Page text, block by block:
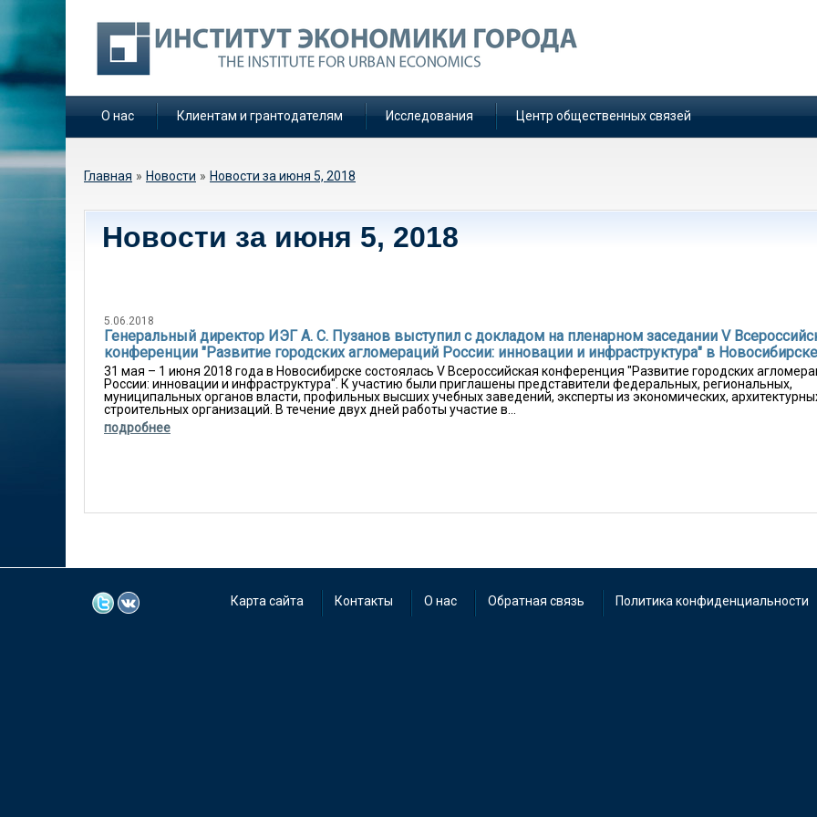
О нас Клиентам и грантодателям Исследования Центр общественных связей
Вы здесь
Главная » Новости » Новости за июня 5, 2018
Новости за июня 5, 2018
5.06.2018
Генеральный директор ИЭГ А. С. Пузанов выступил с докладом на пленарном заседании V
конференции "Развитие городских агломераций России: инновации и инфраструктура" в Новосибирске
31 мая – 1 июня 2018 года в Новосибирске состоялась V Всероссийская конференция "Развитие городских
России: инновации и инфраструктура". К участию были приглашены представители федеральных, региональных,
муниципальных органов власти, профильных высших учебных заведений, эксперты из экономических,
строительных организаций. В течение двух дней работы участие в...
подробнее
Карта сайта Контакты О нас Обратная связь Политика конфиденциальности